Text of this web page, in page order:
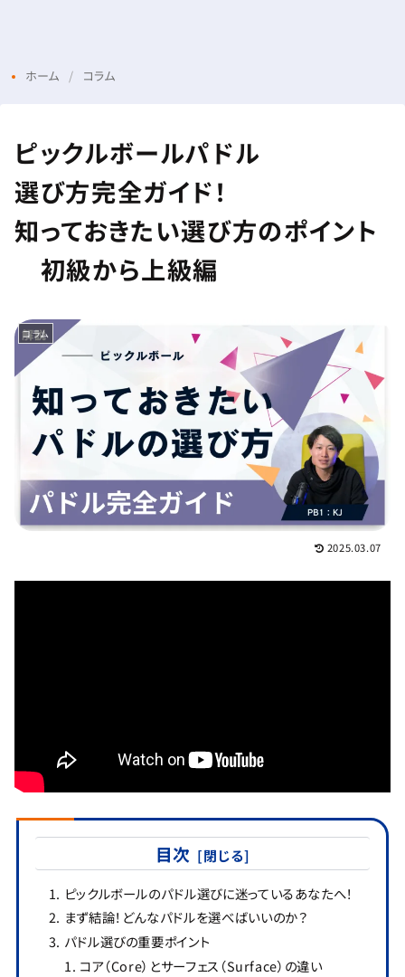
ホーム コラム
ピックルボールパドル
選び方完全ガイド！
知っておきたい選び方のポイント
初級から上級編
コラム
2025.03.07
目次
ピックルボールのパドル選びに迷っているあなたへ！
まず結論！どんなパドルを選べばいいのか？
パドル選びの重要ポイント
コア（Core）とサーフェス（Surface）の違い